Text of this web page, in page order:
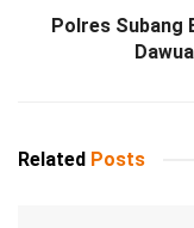
Polres Subang
Related Posts